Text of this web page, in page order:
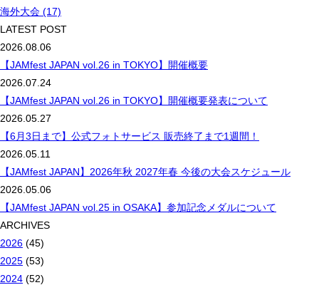
海外大会 (17)
LATEST POST
2026.08.06
【JAMfest JAPAN vol.26 in TOKYO】開催概要
2026.07.24
【JAMfest JAPAN vol.26 in TOKYO】開催概要発表について
2026.05.27
【6月3日まで】公式フォトサービス 販売終了まで1週間！
2026.05.11
【JAMfest JAPAN】2026年秋 2027年春 今後の大会スケジュール
2026.05.06
【JAMfest JAPAN vol.25 in OSAKA】参加記念メダルについて
ARCHIVES
2026 (45)
2025 (53)
2024 (52)